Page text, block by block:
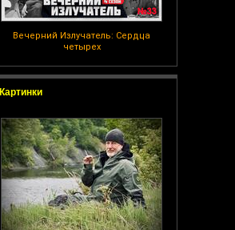
Вечерний Излучатель: Сердца
четырех
Картинки